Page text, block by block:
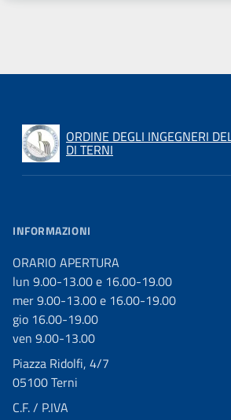
ORDINE DEGLI INGEGNERI
DI TERNI
INFORMAZIONI
ORARIO APERTURA
lun 9.00-13.00 e 16.00-19.00
mer 9.00-13.00 e 16.00-19.00
gio 16.00-19.00
ven 9.00-13.00
Piazza Ridolfi, 4/7
05100 Terni
C.F. / P.IVA